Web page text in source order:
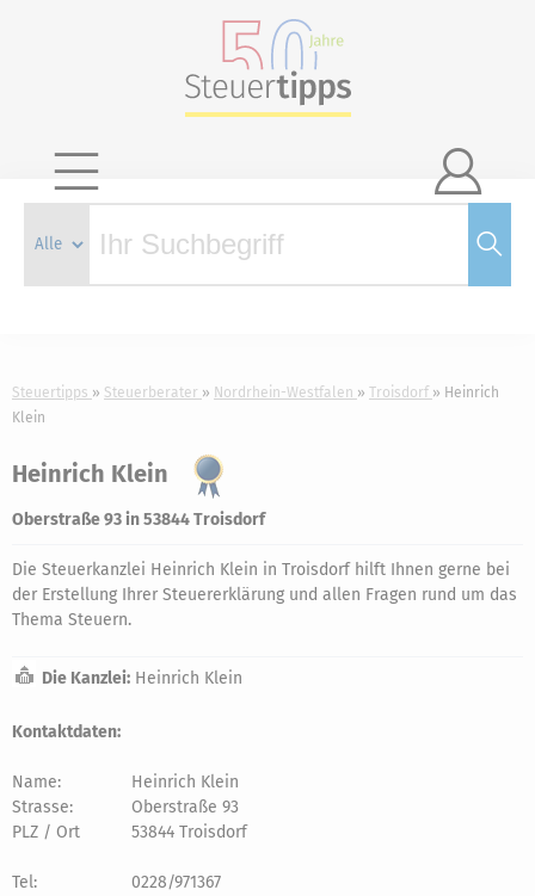

Steuertipps Steuerberater Nordrhein-Westfalen Troisdorf
Heinrich
Klein
Heinrich Klein
Oberstraße 93 in 53844 Troisdorf
Die Steuerkanzlei Heinrich Klein in Troisdorf hilft Ihnen gerne bei
der Erstellung Ihrer Steuererklärung und allen Fragen rund um das
Thema Steuern.
Die Kanzlei: Heinrich Klein
Kontaktdaten:
Name:
Heinrich Klein
Strasse:
Oberstraße 93
PLZ / Ort
53844 Troisdorf
Tel:
0228/971367